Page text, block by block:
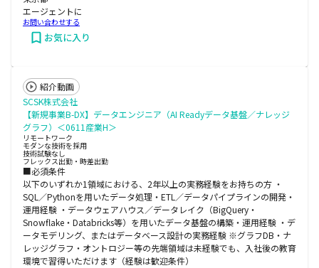
エージェントに
お問い合わせする
お気に入り
紹介動画
SCSK株式会社
【新規事業B-DX】データエンジニア（AI Readyデータ基盤／ナレッジ
グラフ）＜0611産業H＞
リモートワーク
モダンな技術を採用
技術試験なし
フレックス出勤・時差出勤
■必須条件
以下のいずれか1領域における、2年以上の実務経験をお持ちの方 ・
SQL／Pythonを用いたデータ処理・ETL／データパイプラインの開発・
運用経験 ・データウェアハウス／データレイク（BigQuery・
Snowflake・Databricks等）を用いたデータ基盤の構築・運用経験 ・デ
ータモデリング、またはデータベース設計の実務経験 ※グラフDB・ナ
レッジグラフ・オントロジー等の先端領域は未経験でも、入社後の教育
環境で習得いただけます（経験は歓迎条件）